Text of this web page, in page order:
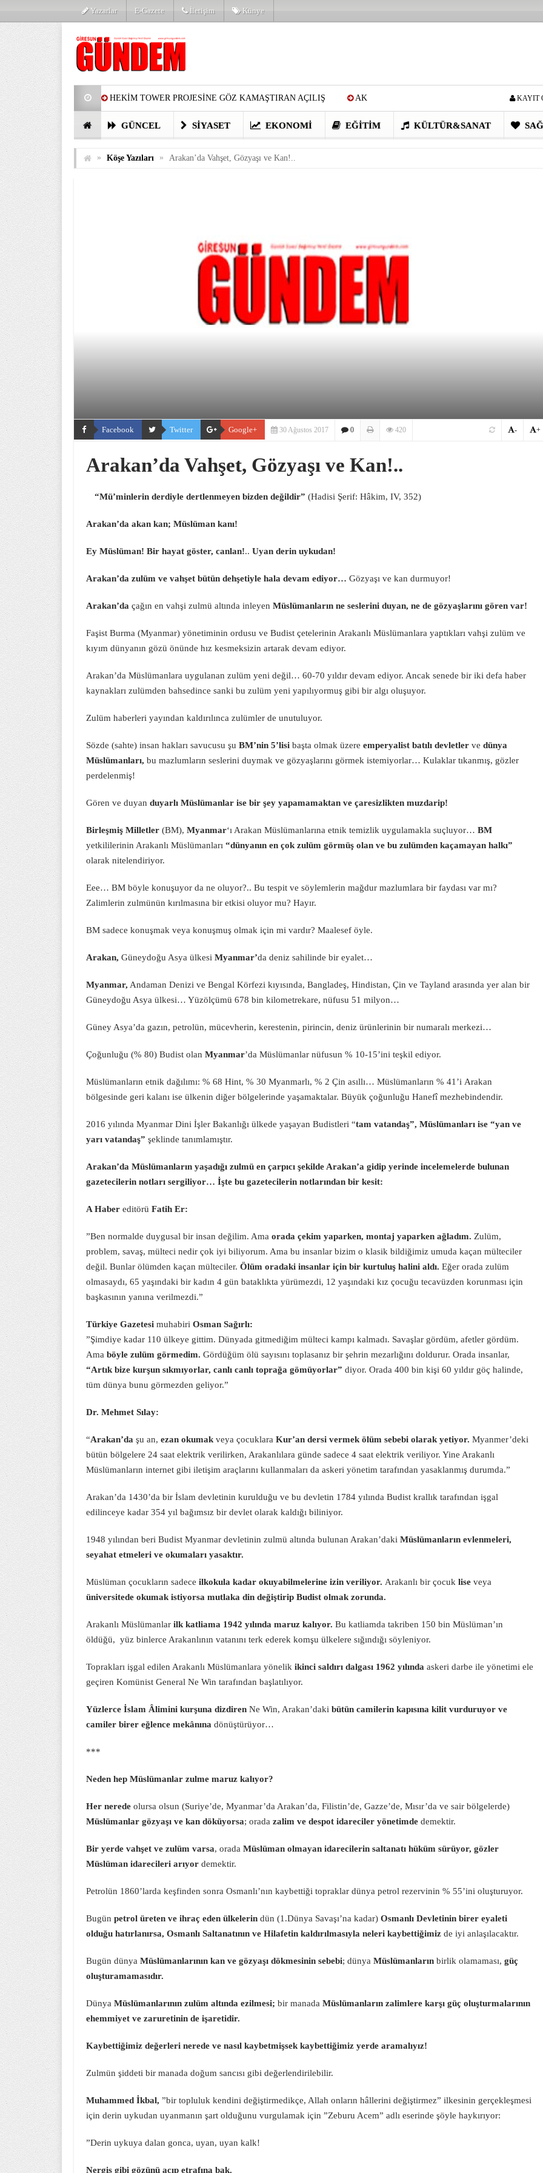
Yazarlar E-Gazete İletişim Künye
HEKİM TOWER PROJESİNE GÖZ KAMAŞTIRAN AÇILIŞ AK
PARTİ’DE YENİ YÜZLER HARUN CİCİ: VİDEOYU GÖRÜNCE
KAYIT
GÜNCEL SIYASET EKONOMI EĞITIM KÜLTÜR&SANAT
» Köşe Yazıları » Arakan’da Vahşet, Gözyaşı ve Kan!..
Facebook Twitter Google+ 30 Ağustos 2017 0 420 +
-
Arakan’da Vahşet, Gözyaşı ve Kan!..
“Mü’minlerin derdiyle dertlenmeyen bizden değildir” (Hadisi Şerif: Hâkim, IV, 352)
Arakan’da akan kan; Müslüman kanı!
Ey Müslüman! Bir hayat göster, canlan!.. Uyan derin uykudan!
Arakan’da zulüm ve vahşet bütün dehşetiyle hala devam ediyor… Gözyaşı ve kan durmuyor!
Arakan’da çağın en vahşi zulmü altında inleyen Müslümanların ne seslerini duyan, ne de gözyaşlarını gören var!
Faşist Burma (Myanmar) yönetiminin ordusu ve Budist çetelerinin Arakanlı Müslümanlara yaptıkları vahşi zulüm ve
kıyım dünyanın gözü önünde hız kesmeksizin artarak devam ediyor.
Arakan’da Müslümanlara uygulanan zulüm yeni değil… 60-70 yıldır devam ediyor. Ancak senede bir iki defa haber
kaynakları zulümden bahsedince sanki bu zulüm yeni yapılıyormuş gibi bir algı oluşuyor.
Zulüm haberleri yayından kaldırılınca zulümler de unutuluyor.
Sözde (sahte) insan hakları savucusu şu BM’nin 5’lisi başta olmak üzere emperyalist batılı devletler ve dünya
Müslümanları, bu mazlumların seslerini duymak ve gözyaşlarını görmek istemiyorlar… Kulaklar tıkanmış, gözler
perdelenmiş!
Gören ve duyan duyarlı Müslümanlar ise bir şey yapamamaktan ve çaresizlikten muzdarip!
Birleşmiş Milletler (BM), Myanmar‘ı Arakan Müslümanlarına etnik temizlik uygulamakla suçluyor… BM
yetkililerinin Arakanlı Müslümanları “dünyanın en çok zulüm görmüş olan ve bu zulümden kaçamayan halkı”
olarak nitelendiriyor.
Eee… BM böyle konuşuyor da ne oluyor?.. Bu tespit ve söylemlerin mağdur mazlumlara bir faydası var mı?
Zalimlerin zulmünün kırılmasına bir etkisi oluyor mu? Hayır.
BM sadece konuşmak veya konuşmuş olmak için mi vardır? Maalesef öyle.
Arakan, Güneydoğu Asya ülkesi Myanmar’da deniz sahilinde bir eyalet…
Myanmar, Andaman Denizi ve Bengal Körfezi kıyısında, Bangladeş, Hindistan, Çin ve Tayland arasında yer alan bir
Güneydoğu Asya ülkesi… Yüzölçümü 678 bin kilometrekare, nüfusu 51 milyon…
Güney Asya’da gazın, petrolün, mücevherin, kerestenin, pirincin, deniz ürünlerinin bir numaralı merkezi…
Çoğunluğu (% 80) Budist olan Myanmar’da Müslümanlar nüfusun % 10-15’ini teşkil ediyor.
Müslümanların etnik dağılımı: % 68 Hint, % 30 Myanmarlı, % 2 Çin asıllı… Müslümanların % 41’i Arakan
bölgesinde geri kalanı ise ülkenin diğer bölgelerinde yaşamaktalar. Büyük çoğunluğu Hanefî mezhebindendir.
2016 yılında Myanmar Dini İşler Bakanlığı ülkede yaşayan Budistleri “tam vatandaş”, Müslümanları ise “yan ve
yarı vatandaş” şeklinde tanımlamıştır.
Arakan’da Müslümanların yaşadığı zulmü en çarpıcı şekilde Arakan’a gidip yerinde incelemelerde bulunan
gazetecilerin notları sergiliyor… İşte bu gazetecilerin notlarından bir kesit:
A Haber editörü Fatih Er:
”Ben normalde duygusal bir insan değilim. Ama orada çekim yaparken, montaj yaparken ağladım. Zulüm,
problem, savaş, mülteci nedir çok iyi biliyorum. Ama bu insanlar bizim o klasik bildiğimiz umuda kaçan mülteciler
değil. Bunlar ölümden kaçan mülteciler. Ölüm oradaki insanlar için bir kurtuluş halini aldı. Eğer orada zulüm
olmasaydı, 65 yaşındaki bir kadın 4 gün bataklıkta yürümezdi, 12 yaşındaki kız çocuğu tecavüzden korunması için
başkasının yanına verilmezdi.”
Türkiye Gazetesi muhabiri Osman Sağırlı:
”Şimdiye kadar 110 ülkeye gittim. Dünyada gitmediğim mülteci kampı kalmadı. Savaşlar gördüm, afetler gördüm.
Ama böyle zulüm görmedim. Gördüğüm ölü sayısını toplasanız bir şehrin mezarlığını doldurur. Orada insanlar,
“Artık bize kurşun sıkmıyorlar, canlı canlı toprağa gömüyorlar” diyor. Orada 400 bin kişi 60 yıldır göç halinde,
tüm dünya bunu görmezden geliyor.”
Dr. Mehmet Sılay:
“Arakan’da şu an, ezan okumak veya çocuklara Kur’an dersi vermek ölüm sebebi olarak yetiyor. Myanmer’deki
bütün bölgelere 24 saat elektrik verilirken, Arakanlılara günde sadece 4 saat elektrik veriliyor. Yine Arakanlı
Müslümanların internet gibi iletişim araçlarını kullanmaları da askeri yönetim tarafından yasaklanmış durumda.”
Arakan’da 1430’da bir İslam devletinin kurulduğu ve bu devletin 1784 yılında Budist krallık tarafından işgal
edilinceye kadar 354 yıl bağımsız bir devlet olarak kaldığı biliniyor.
1948 yılından beri Budist Myanmar devletinin zulmü altında bulunan Arakan’daki Müslümanların evlenmeleri,
seyahat etmeleri ve okumaları yasaktır.
Müslüman çocukların sadece ilkokula kadar okuyabilmelerine izin veriliyor. Arakanlı bir çocuk lise veya
üniversitede okumak istiyorsa mutlaka din değiştirip Budist olmak zorunda.
Arakanlı Müslümanlar ilk katliama 1942 yılında maruz kalıyor. Bu katliamda takriben 150 bin Müslüman’ın
öldüğü, yüz binlerce Arakanlının vatanını terk ederek komşu ülkelere sığındığı söyleniyor.
Toprakları işgal edilen Arakanlı Müslümanlara yönelik ikinci saldırı dalgası 1962 yılında askeri darbe ile yönetimi ele
geçiren Komünist General Ne Win tarafından başlatılıyor.
Yüzlerce İslam Âlimini kurşuna dizdiren Ne Win, Arakan’daki bütün camilerin kapısına kilit vurduruyor ve
camiler birer eğlence mekânına dönüştürüyor…
***
Neden hep Müslümanlar zulme maruz kalıyor?
Her nerede olursa olsun (Suriye’de, Myanmar’da Arakan’da, Filistin’de, Gazze’de, Mısır’da ve sair bölgelerde)
Müslümanlar gözyaşı ve kan döküyorsa; orada zalim ve despot idareciler yönetimde demektir.
Bir yerde vahşet ve zulüm varsa, orada Müslüman olmayan idarecilerin saltanatı hüküm sürüyor, gözler
Müslüman idarecileri arıyor demektir.
Petrolün 1860’larda keşfinden sonra Osmanlı’nın kaybettiği topraklar dünya petrol rezervinin % 55’ini oluşturuyor.
Bugün petrol üreten ve ihraç eden ülkelerin dün (1.Dünya Savaşı’na kadar) Osmanlı Devletinin birer eyaleti
olduğu hatırlanırsa, Osmanlı Saltanatının ve Hilafetin kaldırılmasıyla neleri kaybettiğimiz de iyi anlaşılacaktır.
Bugün dünya Müslümanlarının kan ve gözyaşı dökmesinin sebebi; dünya Müslümanların birlik olamaması, güç
oluşturamamasıdır.
Dünya Müslümanlarının zulüm altında ezilmesi; bir manada Müslümanların zalimlere karşı güç oluşturmalarının
ehemmiyet ve zaruretinin de işaretidir.
Kaybettiğimiz değerleri nerede ve nasıl kaybetmişsek kaybettiğimiz yerde aramalıyız!
Zulmün şiddeti bir manada doğum sancısı gibi değerlendirilebilir.
Muhammed İkbal, ”bir topluluk kendini değiştirmedikçe, Allah onların hâllerini değiştirmez” ilkesinin gerçekleşmesi
için derin uykudan uyanmanın şart olduğunu vurgulamak için ”Zeburu Acem” adlı eserinde şöyle haykırıyor:
”Derin uykuya dalan gonca, uyan, uyan kalk!
Nergis gibi gözünü açıp etrafına bak.